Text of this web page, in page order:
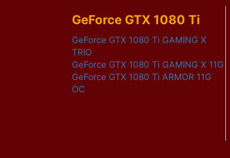
GeForce GTX 1080 Ti
GeForce GTX 1080 Ti GAMING X
TRIO
GeForce GTX 1080 Ti GAMING X 11G
GeForce GTX 1080 Ti ARMOR 11G
OC